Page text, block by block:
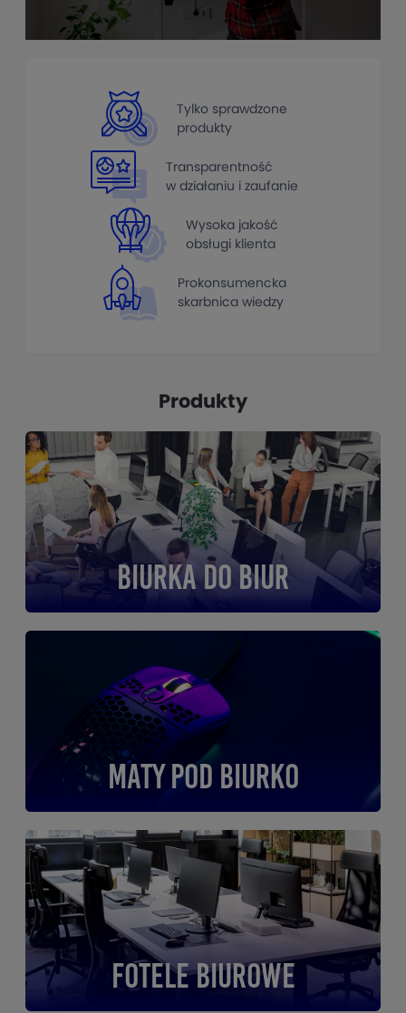
Tylko sprawdzone
produkty
Transparentność
w działaniu i zaufanie
Wysoka jakość
obsługi klienta
Prokonsumencka
skarbnica wiedzy
Produkty
Biurka do biur
Maty pod biurko
Fotele biurowe